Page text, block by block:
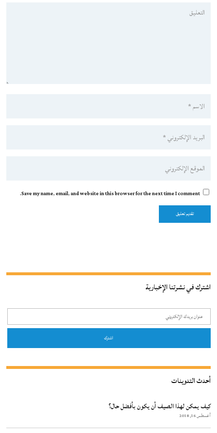
Save my name, email, and website in this browser for the next time I comment.
اشترك في نشرتنا الإخبارية
أحدث التدوينات
كيف يمكن لهذا الصيف أن يكون بأفضل حال؟
أغسطس 16, 2018